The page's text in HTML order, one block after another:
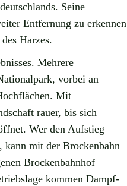
Seine
Entfernung zu erkennen
Harzes.
Mehrere
vorbei an
Mit
rauer, bis sich
Wer den Aufstieg
kann mit der Brockenbahn
Brockenbahnhof
kommen Dampf-